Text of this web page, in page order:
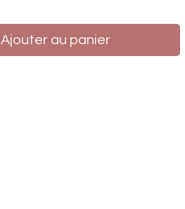
Ajouter au panier